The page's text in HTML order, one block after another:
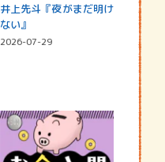
井上先斗『夜がまだ明け
ない』
2026-07-29